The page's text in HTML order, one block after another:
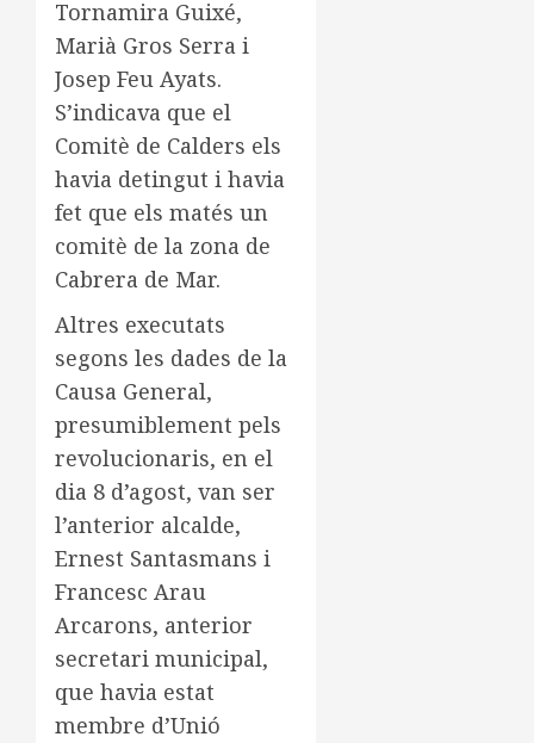
Tornamira Guixé,
Marià Gros Serra i
Josep Feu Ayats.
S’indicava que el
Comitè de Calders els
havia detingut i havia
fet que els matés un
comitè de la zona de
Cabrera de Mar.
Altres executats
segons les dades de la
Causa General,
presumiblement pels
revolucionaris, en el
dia 8 d’agost, van ser
l’anterior alcalde,
Ernest Santasmans i
Francesc Arau
Arcarons, anterior
secretari municipal,
que havia estat
membre d’Unió